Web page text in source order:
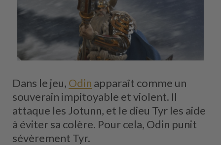
Dans le jeu, Odin apparaît comme un
souverain impitoyable et violent. Il
attaque les Jotunn, et le dieu Tyr les aide
à éviter sa colère. Pour cela, Odin punit
sévèrement Tyr.